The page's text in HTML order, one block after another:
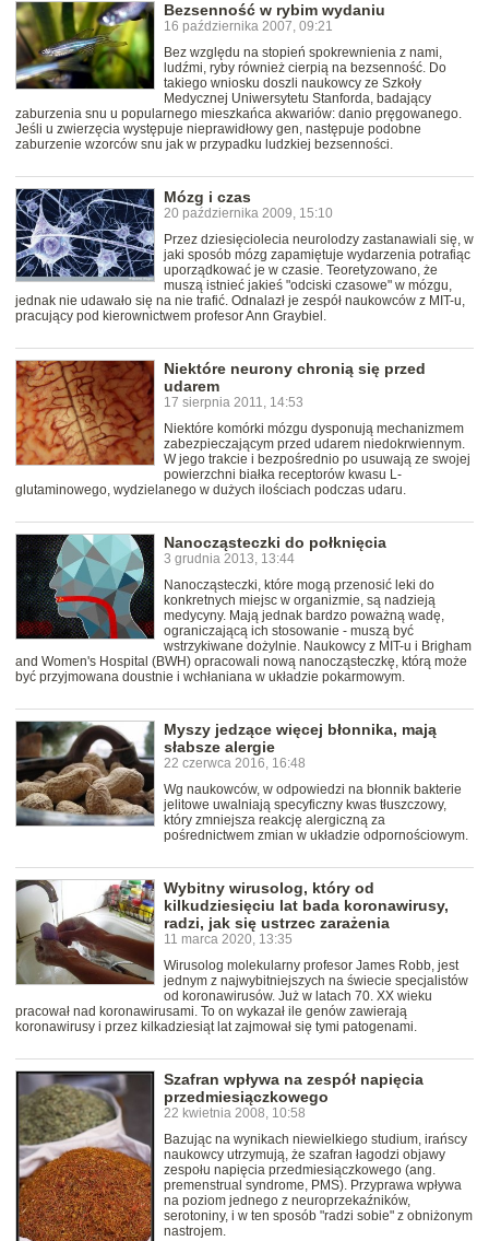
Bezsenność w rybim wydaniu
16 października 2007, 09:21
Bez względu na stopień spokrewnienia z nami,
ludźmi, ryby również cierpią na bezsenność. Do
takiego wniosku doszli naukowcy ze Szkoły
Medycznej Uniwersytetu Stanforda, badający
zaburzenia snu u popularnego mieszkańca akwariów: danio pręgowanego.
Jeśli u zwierzęcia występuje nieprawidłowy gen, następuje podobne
zaburzenie wzorców snu jak w przypadku ludzkiej bezsenności.
Mózg i czas
20 października 2009, 15:10
Przez dziesięciolecia neurolodzy zastanawiali się, w
jaki sposób mózg zapamiętuje wydarzenia potrafiąc
uporządkować je w czasie. Teoretyzowano, że
muszą istnieć jakieś "odciski czasowe" w mózgu,
jednak nie udawało się na nie trafić. Odnalazł je zespół naukowców z MIT-u,
pracujący pod kierownictwem profesor Ann Graybiel.
Niektóre neurony chronią się przed
udarem
17 sierpnia 2011, 14:53
Niektóre komórki mózgu dysponują mechanizmem
zabezpieczającym przed udarem niedokrwiennym.
W jego trakcie i bezpośrednio po usuwają ze swojej
powierzchni białka receptorów kwasu L-
glutaminowego, wydzielanego w dużych ilościach podczas udaru.
Nanocząsteczki do połknięcia
3 grudnia 2013, 13:44
Nanocząsteczki, które mogą przenosić leki do
konkretnych miejsc w organizmie, są nadzieją
medycyny. Mają jednak bardzo poważną wadę,
ograniczającą ich stosowanie - muszą być
wstrzykiwane dożylnie. Naukowcy z MIT-u i Brigham
and Women's Hospital (BWH) opracowali nową nanocząsteczkę, którą może
być przyjmowana doustnie i wchłaniana w układzie pokarmowym.
Myszy jedzące więcej błonnika, mają
słabsze alergie
22 czerwca 2016, 16:48
Wg naukowców, w odpowiedzi na błonnik bakterie
jelitowe uwalniają specyficzny kwas tłuszczowy,
który zmniejsza reakcję alergiczną za
pośrednictwem zmian w układzie odpornościowym.
Wybitny wirusolog, który od
kilkudziesięciu lat bada koronawirusy,
radzi, jak się ustrzec zarażenia
11 marca 2020, 13:35
Wirusolog molekularny profesor James Robb, jest
jednym z najwybitniejszych na świecie specjalistów
od koronawirusów. Już w latach 70. XX wieku
pracował nad koronawirusami. To on wykazał ile genów zawierają
koronawirusy i przez kilkadziesiąt lat zajmował się tymi patogenami.
Szafran wpływa na zespół napięcia
przedmiesiączkowego
22 kwietnia 2008, 10:58
Bazując na wynikach niewielkiego studium, irańscy
naukowcy utrzymują, że szafran łagodzi objawy
zespołu napięcia przedmiesiączkowego (ang.
premenstrual syndrome, PMS). Przyprawa wpływa
na poziom jednego z neuroprzekaźników,
serotoniny, i w ten sposób "radzi sobie" z obniżonym
nastrojem.